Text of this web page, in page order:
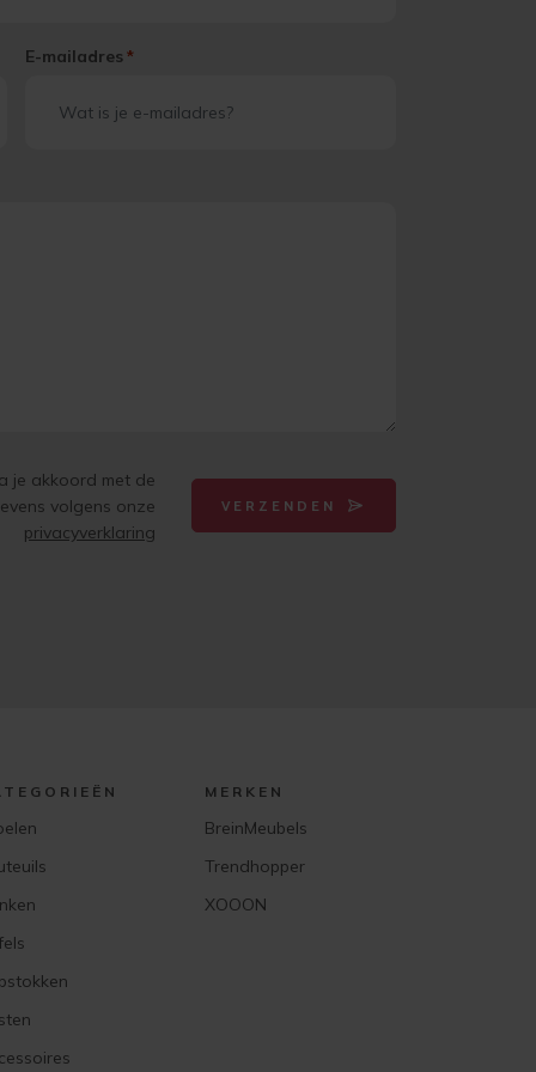
E-mailadres *
je akkoord met de
volgens onze
privacyverklaring
VERZENDEN
MERKEN
BreinMeubels
Trendhopper
XOOON